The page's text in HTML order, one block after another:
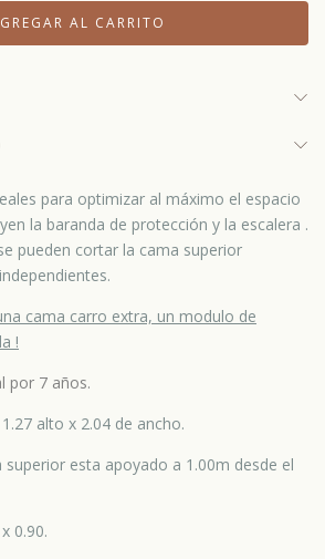
para optimizar al máximo el espacio
la baranda de protección y la escalera .
pueden cortar la cama superior
cama carro extra, un modulo de
!
por 7 años.
alto x 2.04 de ancho.
superior esta apoyado a 1.00m desde el
0.90.